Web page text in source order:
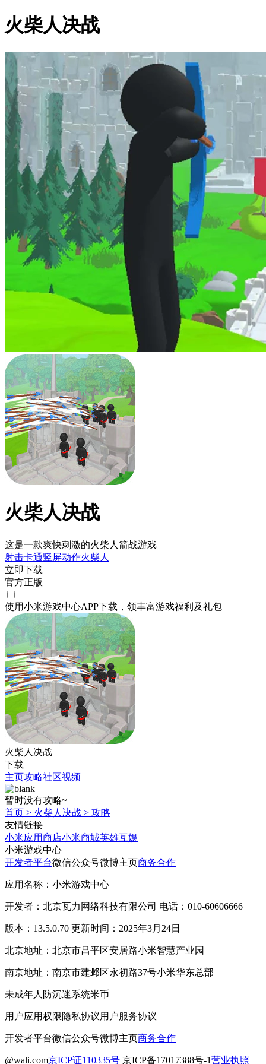
火柴人决战
火柴人决战
这是一款爽快刺激的火柴人箭战游戏
射击卡通竖屏动作火柴人
立即下载
官方正版
使用小米游戏中心APP下载 ，领丰富游戏福利 及礼包
火柴人决战
下载
主页攻略社区视频
暂时没有攻略~
首页 > 火柴人决战 > 攻略
友情链接
小米应用商店小米商城英雄互娱
小米游戏中心
开发者平台微信公众号微博主页商务合作
应用名称：小米游戏中心
开发者：北京瓦力网络科技有限公司 电话：010-60606666
版本：13.5.0.70 更新时间：2025年3月24日
北京地址：北京市昌平区安居路小米智慧产业园
南京地址：南京市建邺区永初路37号小米华东总部
未成年人防沉迷系统米币
用户应用权限隐私协议用户服务协议
开发者平台微信公众号微博主页商务合作
@wali.com京ICP证110335号 京ICP备17017388号-1营业执照